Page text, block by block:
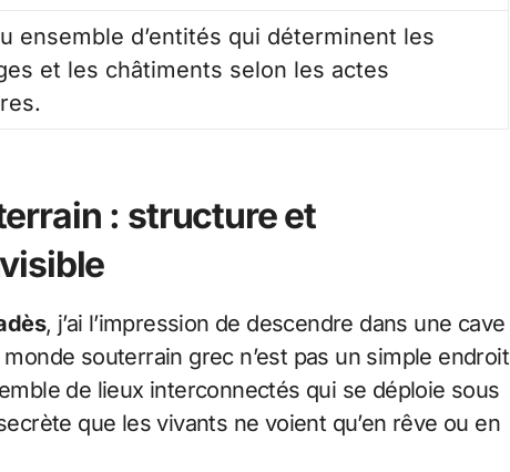
ensemble d’entités qui déterminent les
et les châtiments selon les actes
: structure et
, j’ai l’impression de descendre dans une cave
souterrain grec n’est pas un simple endroit
de lieux interconnectés qui se déploie sous
que les vivants ne voient qu’en rêve ou en